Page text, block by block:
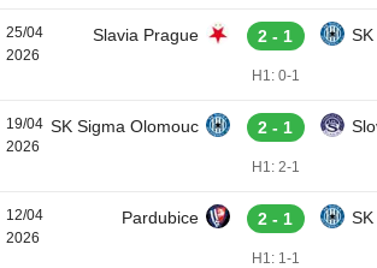
25/04
2026
Slavia Prague 2 - 1
H1: 0-1
19/04
2026
SK Sigma Olomouc 2 - 1
H1: 2-1
12/04
2026
Pardubice 2 - 1
H1: 1-1